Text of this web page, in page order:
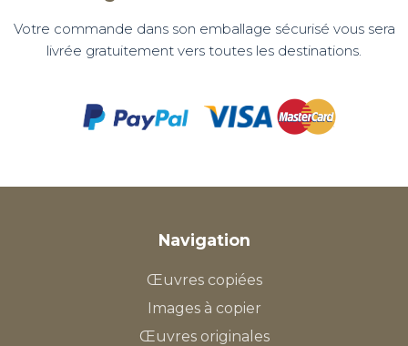
Votre commande dans son emballage sécurisé vous sera
livrée gratuitement vers toutes les destinations.
Navigation
Œuvres copiées
Images à copier
Œuvres originales